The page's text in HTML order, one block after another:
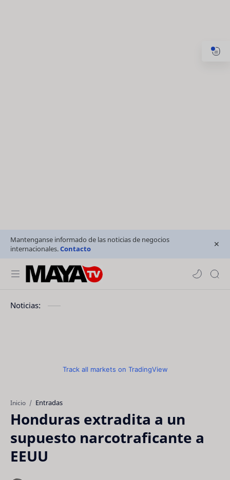
Mantenganse informado de las noticias de negocios
internacionales.Contacto
Noticias:
Track all markets on TradingView
Inicio Entradas
Honduras extradita a un
supuesto narcotraficante a
EEUU